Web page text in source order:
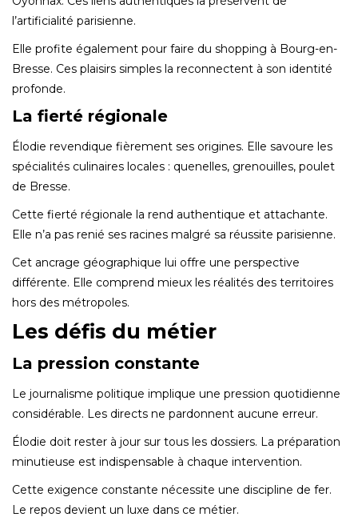
l’artificialité parisienne.
Elle profite également pour faire du shopping à Bourg-en-
Bresse. Ces plaisirs simples la reconnectent à son identité
profonde.
La fierté régionale
Élodie revendique fièrement ses origines. Elle savoure les
spécialités culinaires locales : quenelles, grenouilles, poulet
de Bresse.
Cette fierté régionale la rend authentique et attachante.
Elle n’a pas renié ses racines malgré sa réussite parisienne.
Cet ancrage géographique lui offre une perspective
différente. Elle comprend mieux les réalités des territoires
hors des métropoles.
Les défis du métier
La pression constante
Le journalisme politique implique une pression quotidienne
considérable. Les directs ne pardonnent aucune erreur.
Élodie doit rester à jour sur tous les dossiers. La préparation
minutieuse est indispensable à chaque intervention.
Cette exigence constante nécessite une discipline de fer.
Le repos devient un luxe dans ce métier.